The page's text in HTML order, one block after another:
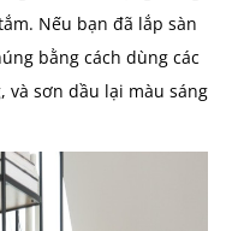
Nếu bạn đã lắp sàn
bằng cách dùng các
và sơn dầu lại màu sáng